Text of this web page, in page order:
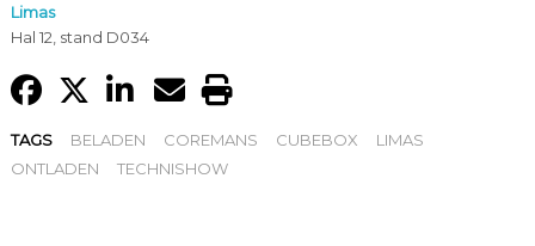
Limas
Hal 12, stand D034
TAGS BELADEN COREMANS CUBEBOX
LIMAS
ONTLADEN
TECHNISHOW